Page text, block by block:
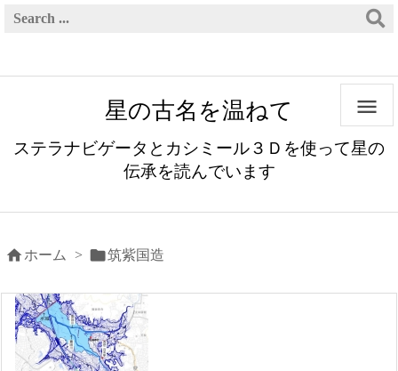
星の古名を温ねて
ステラナビゲータとカシミール３Ｄを使って星の
伝承を読んでいます

 ホーム > 筑紫国造